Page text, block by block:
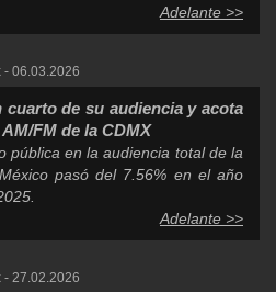
Adelante >>
- 06.03.2026
de su audiencia y acota
FM de la CDMX
pública en la audiencia total de la
pasó del 7.56% en el año
Adelante >>
- 27.02.2026